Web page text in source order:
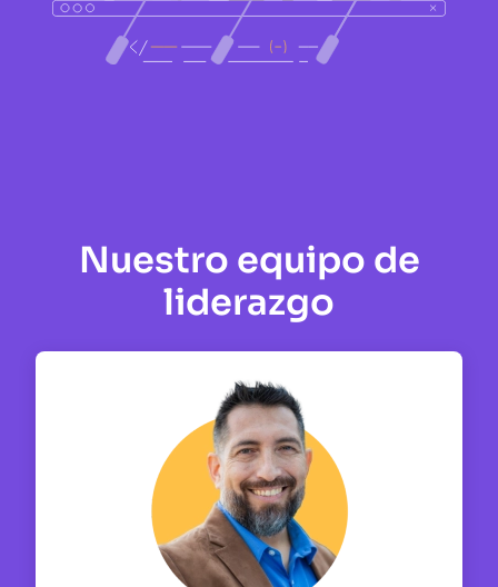
Nuestro equipo de
liderazgo